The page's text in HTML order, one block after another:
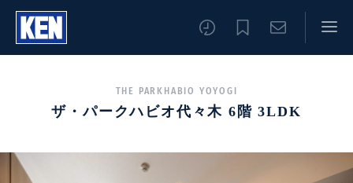
THE PARKHABIO YOYOGI
ザ・パークハビオ代々木 6階 3LDK